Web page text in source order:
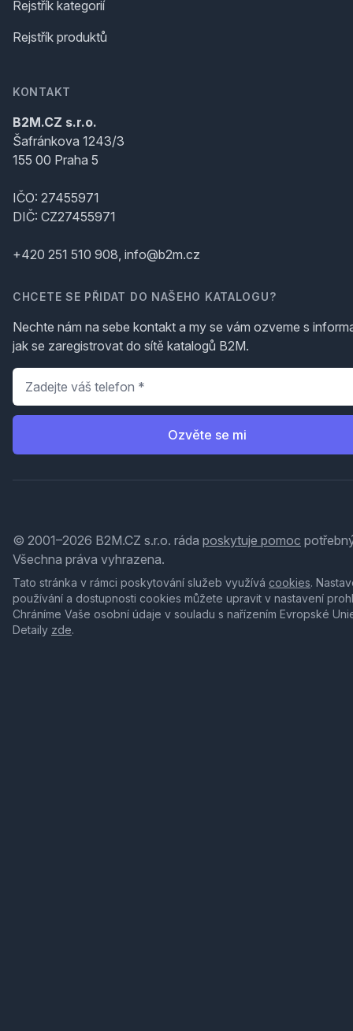
Rejstřík kategorií
Rejstřík produktů
KONTAKT
B2M.CZ s.r.o.
Šafránkova 1243/3
155 00 Praha 5
IČO: 27455971
DIČ: CZ27455971
+420 251 510 908, info@b2m.cz
CHCETE SE PŘIDAT DO NAŠEHO KATALOGU?
Nechte nám na sebe kontakt a my se vám ozveme s
jak se zaregistrovat do sítě katalogů B2M.
Telefon
Ozvěte se mi
© 2001–2026 B2M.CZ s.r.o. ráda poskytuje pomoc
Všechna práva vyhrazena.
Tato stránka v rámci poskytování služeb využívá cookies.
používání a dostupnosti cookies můžete upravit v nastavení
Chráníme Vaše osobní údaje v souladu s nařízením Evropské
Detaily zde.